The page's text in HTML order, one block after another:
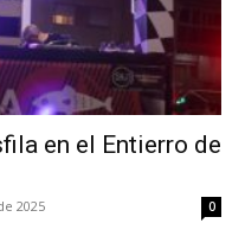
en el Entierro de
2025 0